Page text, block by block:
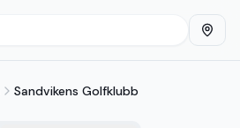
Sandvikens Golfklubb